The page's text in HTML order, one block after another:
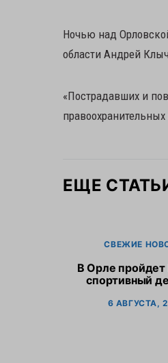
Ночью над
области Андрей
«Пострадавших и
ЕЩЕ
СВЕЖИЕ
В Орле
спортивный
6 АВГУСТА,